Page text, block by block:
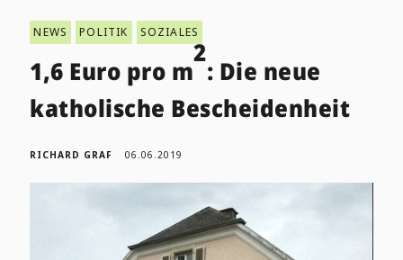
NEWS POLITIK SOZIALES
1,6 Euro pro m
2
: Die neue
katholische Bescheidenheit
RICHARD GRAF 06.06.2019